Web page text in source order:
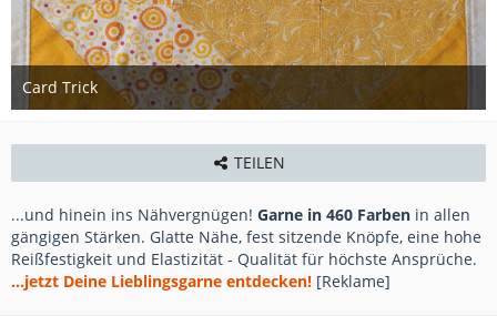
Card Trick
29. März 2022
TEILEN
...und hinein ins Nähvergnügen! Garne in 460 Farben in allen
gängigen Stärken. Glatte Nähe, fest sitzende Knöpfe, eine hohe
Reißfestigkeit und Elastizität - Qualität für höchste Ansprüche.
...jetzt Deine Lieblingsgarne entdecken! [Reklame]